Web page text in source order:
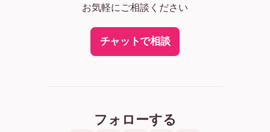
お気軽にご相談ください
チャットで相談
フォローする